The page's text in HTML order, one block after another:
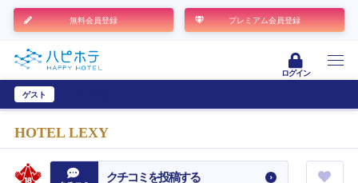
無料会員登録 プレミアム会員登録
ログイン
ゲスト
HOTEL LEXY
クチコミを投稿する